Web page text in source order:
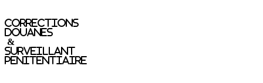
Corrections
Douanes
&
Surveillant
penitentiaire